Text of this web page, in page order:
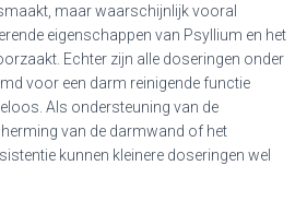
maar waarschijnlijk vooral
eigenschappen van Psyllium en het
Echter zijn alle doseringen onder
voor een darm reinigende functie
Als ondersteuning van de
van de darmwand of het
kunnen kleinere doseringen wel